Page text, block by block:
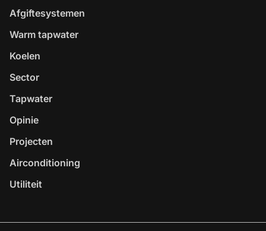
Afgiftesystemen
Warm tapwater
Koelen
Sector
Tapwater
Opinie
Projecten
Airconditioning
Utiliteit